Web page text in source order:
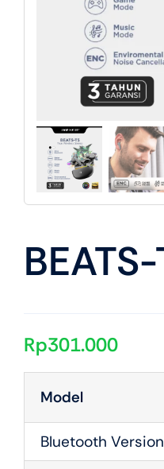
Rp301.000
Model
Bluetooth Version